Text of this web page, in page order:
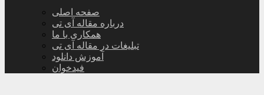
صفحه اصلی
درباره مقاله آی تی
همکاری با ما
تبلیغات در مقاله آی تی
آموزش دانلود
فیدخوان